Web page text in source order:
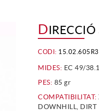
D
CODI:
MIDES: EC 49/38.1
PES: 85 gr
COMPATIBILITAT:
DOWNHILL, DIRT